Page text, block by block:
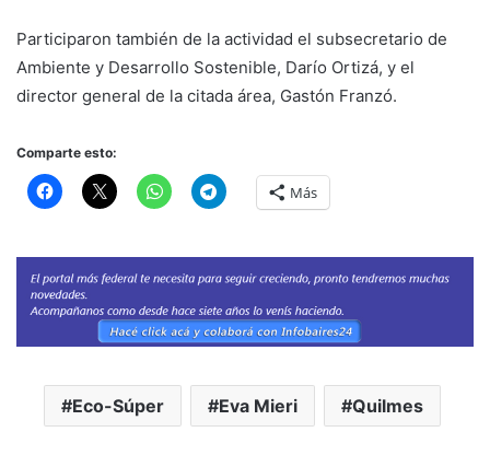
Participaron también de la actividad el subsecretario de
Ambiente y Desarrollo Sostenible, Darío Ortizá, y el
director general de la citada área, Gastón Franzó.
Comparte esto:
Más
Eco-Súper Eva Mieri Quilmes